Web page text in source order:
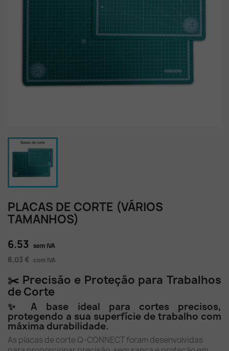
PLACAS DE CORTE (VÁRIOS
TAMANHOS)
6.53 sem IVA
8,03 € com IVA
✂️ Precisão e Proteção para Trabalhos
de Corte
✨ A base ideal para cortes precisos,
protegendo a sua superfície de trabalho com
máxima durabilidade.
As placas de corte Q-CONNECT foram desenvolvidas